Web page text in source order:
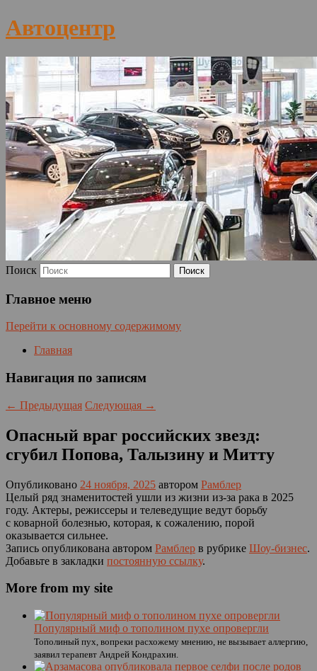
Автоцентр
Поиск
Главное меню
Перейти к основному содержимому
Главная
Навигация по записям
← Предыдущая Следующая →
Опасный враг российских звезд:
сгубил Попова, Талызину и Митту
Опубликовано 24 ноября, 2025 автором Рамблер
Целый ряд знаменитостей ушли из жизни из-за рака в 2025
году. Актеры, режиссеры и телеведущие ведут борьбу
с коварной болезнью, которая, к сожалению, порой
оказывается сильнее.
Запись опубликована автором Рамблер в рубрике Шоу-бизнес.
Добавьте в закладки постоянную ссылку.
More from my site
Популярный миф о тополином пухе опровергли
Тополиный пух, вопреки расхожему мнению, не вызывает аллергию,
заявил терапевт Андрей Кондрахин.